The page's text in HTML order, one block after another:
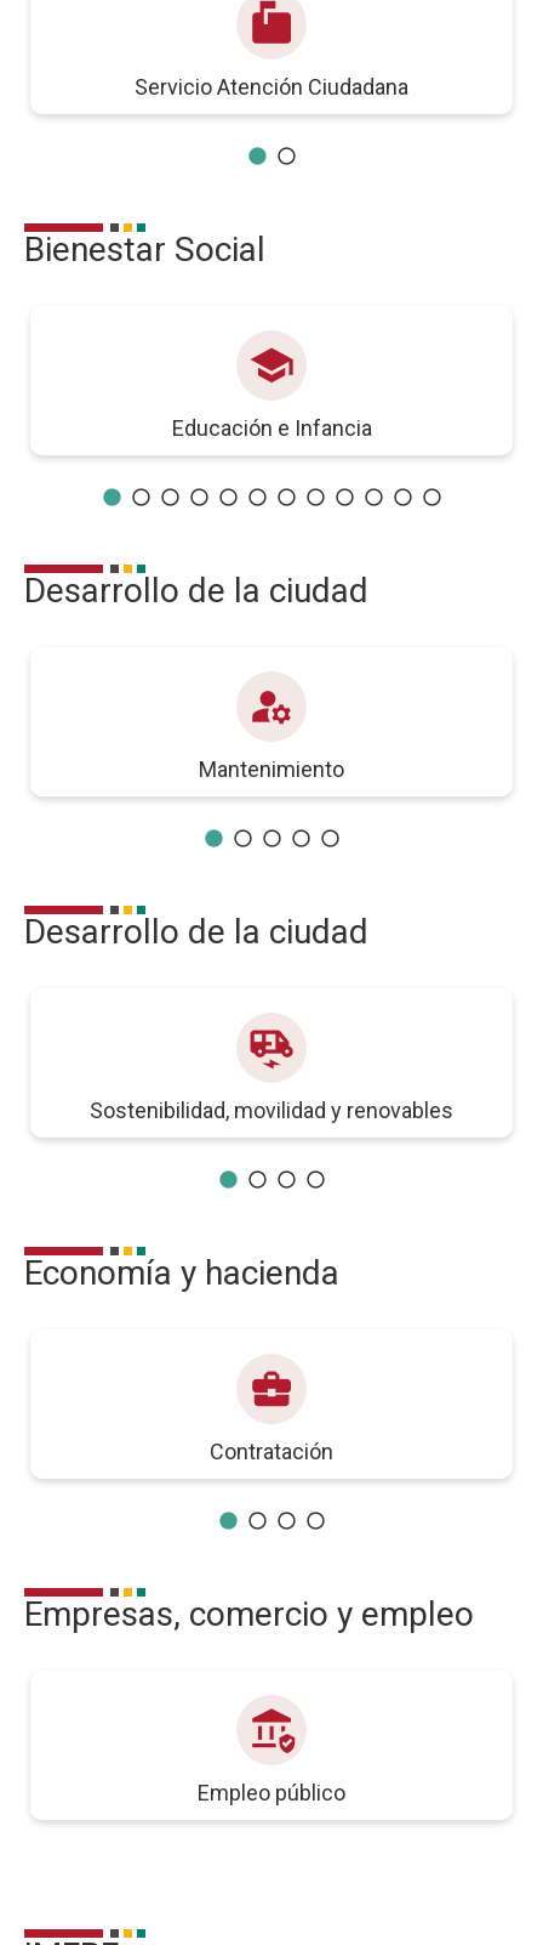
markunread_mailbox
Servicio Atención Ciudadana
Bienestar Social
school
Educación e Infancia
Desarrollo de la ciudad
manage_accounts
Mantenimiento
Desarrollo de la ciudad
electric_rickshaw
Sostenibilidad, movilidad y renovables
Economía y hacienda
business_center
Contratación
Empresas, comercio y empleo
assured_workload
Empleo público